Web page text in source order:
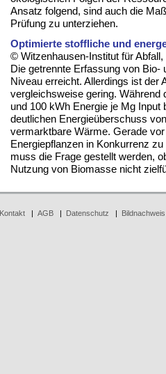
Ansatz folgend, sind auch die
Prüfung zu unterziehen.
Optimierte stoffliche und
© Witzenhausen-Institut für
Die getrennte Erfassung von Bio-
Niveau erreicht. Allerdings ist der
vergleichsweise gering. Während
und 100 kWh Energie je Mg Input
deutlichen Energieüberschuss
vermarktbare Wärme. Gerade
Energiepflanzen in Konkurrenz
muss die Frage gestellt werden,
Nutzung von Biomasse nicht
Kontakt| AGB| Datenschutz Bildnachweis